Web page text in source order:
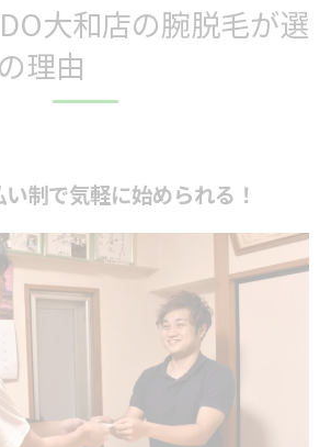
大和店の腕脱毛が選
理由
制で気軽に始められる！